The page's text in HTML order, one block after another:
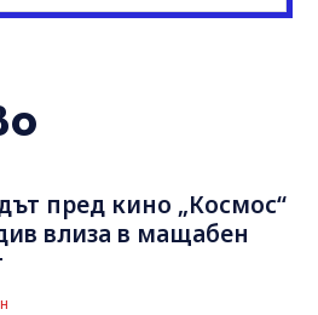
пред кино „Космос“
влиза в мащабен